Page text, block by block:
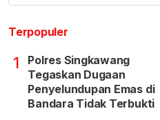
Terpopuler
1
Polres Singkawang
Tegaskan Dugaan
Penyelundupan Emas di
Bandara Tidak Terbukti